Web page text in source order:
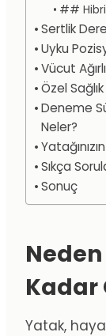
##
Sertlik
Uyku
Vücut
Özel
Deneme
Neler?
Sıkça
Sonuç
Kadar
Yatak,